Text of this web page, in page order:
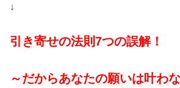
↓
引き寄せの法則7つの誤解！
～だからあなたの願いは叶わ